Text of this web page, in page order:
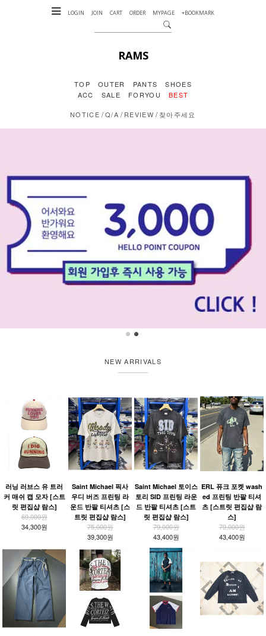
LOGIN JOIN CART ORDER MYPAGE +BOOKMARK
RAMS
TOP OUTER PANTS
SHOES
ACC
SALE FORYOU BEST
NOTICE /Q/A /REVIEW /찾아주세요
NEW ARRIVALS
러닝 러브스 유 트러
커 매쉬 캡 모자 [스트
릿 편집샵 람스]
69,000원
34,300원
Saint Michael 픽사
우디 버즈 프린팅 라
운드 반팔 티셔츠 [스
트릿 편집샵 람스]
75,000원
39,300원
Saint Michael 토이스
토리 SID 프린팅 라운
드 반팔 티셔츠 [스트
릿 편집샵 람스]
79,000원
43,400원
ERL 퓨크 포켓 wash
ed 프린팅 반팔 티셔
츠 [스트릿 편집샵 람
스]
79,000원
43,400원